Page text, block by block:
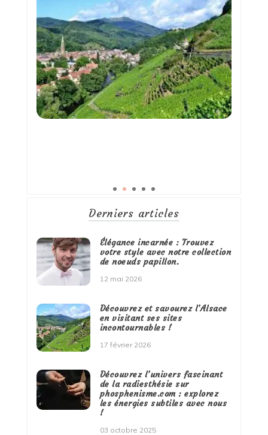
Derniers articles
Élégance incarnée : Trouvez
votre style avec notre collection
de noeuds papillon.
12 mai 2026
Découvrez et savourez l’Alsace
en visitant ses sites
incontournables !
17 février 2026
Découvrez l’univers fascinant
de la radiesthésie sur
phosphenisme.com : explorez
les énergies subtiles avec nous
!
03 octobre 2025